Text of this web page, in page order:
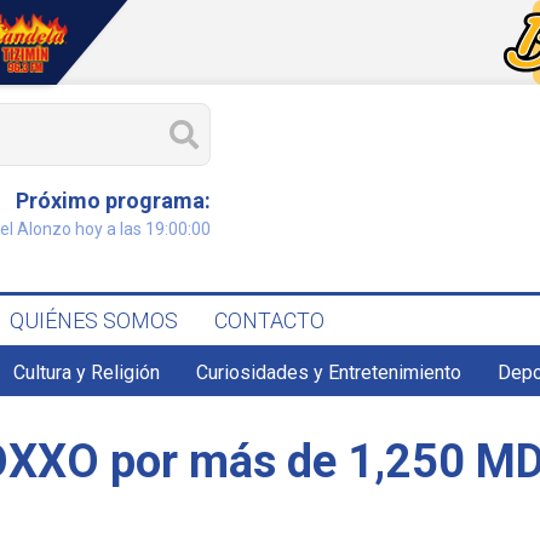
Próximo programa:
Alonzo hoy a las 19:00:00
QUIÉNES SOMOS CONTACTO
Cultura y Religión Curiosidades y Entretenimiento
por más de 1,250